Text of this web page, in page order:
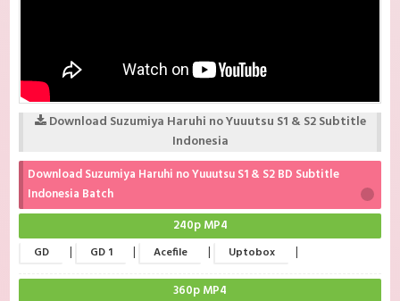
Download Suzumiya Haruhi no Yuuutsu S1 & S2 Subtitle
Indonesia
Download Suzumiya Haruhi no Yuuutsu S1 & S2 BD Subtitle
Indonesia Batch
240p MP4
GD | GD 1 | Acefile | Uptobox |
360p MP4